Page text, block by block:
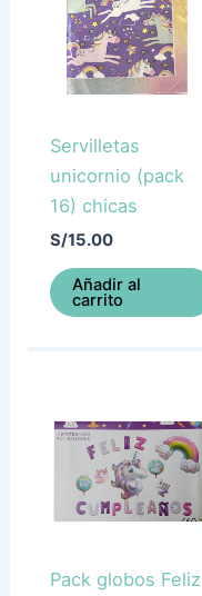
Servilletas
unicornio (pack
16) chicas
S/15.00
Añadir al
carrito
Pack globos Feliz